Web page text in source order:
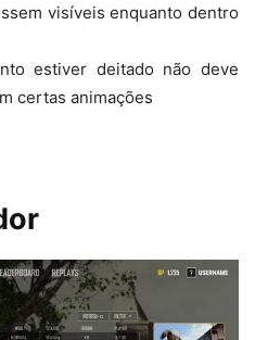
visíveis enquanto dentro
estiver deitado não deve
certas animações